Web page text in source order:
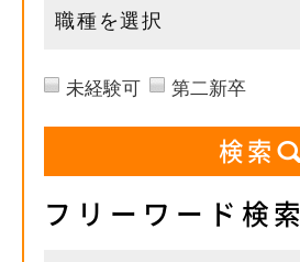
職種を選択
未経験可 第二新卒
フリーワード検索